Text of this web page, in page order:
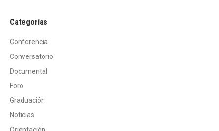
Categorías
Conferencia
Conversatorio
Documental
Foro
Graduación
Noticias